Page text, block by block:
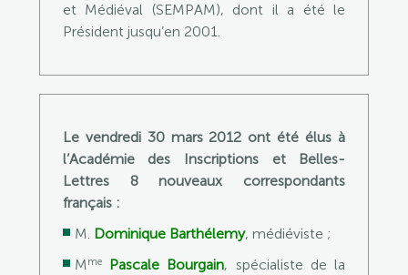
et Médiéval (SEMPAM), dont il a été le
Président jusqu’en 2001.
Le vendredi 30 mars 2012 ont été élus à
l’Académie des Inscriptions et Belles-
Lettres 8 nouveaux correspondants
français :
M. Dominique Barthélemy, médiéviste ;
Mme Pascale Bourgain, spécialiste de la